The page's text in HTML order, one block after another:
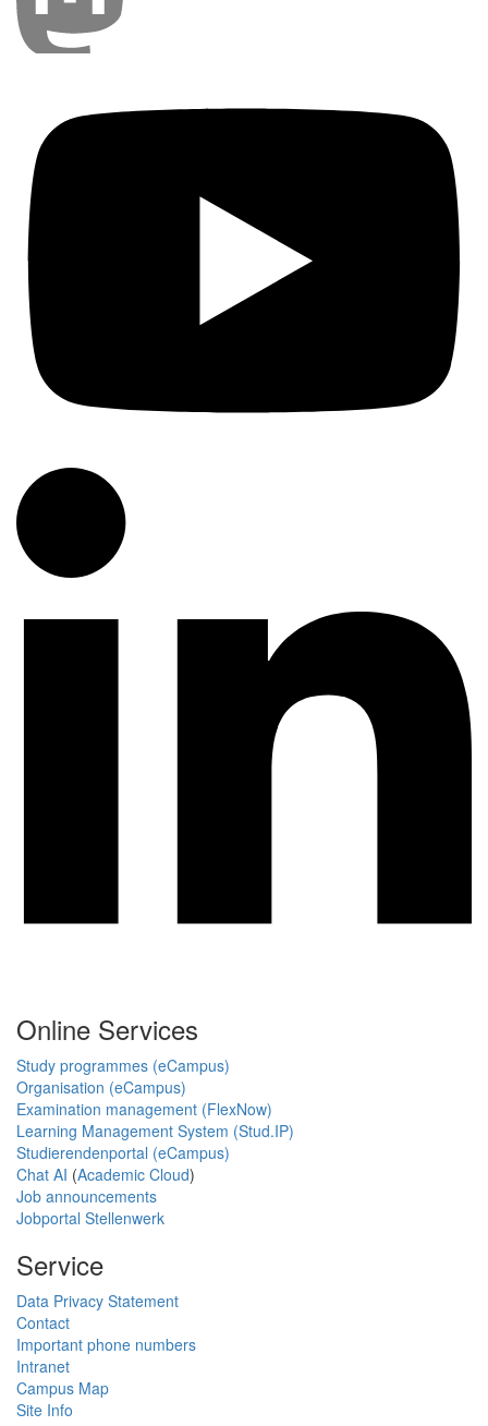
Online Services
Study programmes (eCampus)
Organisation (eCampus)
Examination management (FlexNow)
Learning Management System (Stud.IP)
Studierendenportal (eCampus)
Chat AI (Academic Cloud)
Job announcements
Jobportal Stellenwerk
Service
Data Privacy Statement
Contact
Important phone numbers
Intranet
Campus Map
Site Info